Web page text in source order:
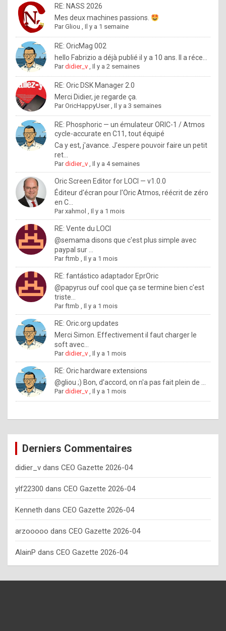
a
d
e
b
y
R
o
l
e
.
I
f
y
u
w
a
n
t
o
n
o
w
h
o
w
o
t
e
n
y
o
u
s
h
RE: NASS 2026
Mes deux machines passions.
ParGliou ,Il y a 1 semaine
RE: OricMag 002
hello Fabrizio a déjà publié il y a 10 ans. Il a réce...
Pardidier_v ,Il y a 2 semaines
RE: Oric DSK Manager 2.0
Merci Didier, je regarde ça.
ParOricHappyUser,Il y a 3 semaines
RE: Phosphoric — un émulateur ORIC-1 / Atmos
cycle-accurate en C11, tout équipé
Ca y est, j'avance. J'espere pouvoir faire un petit
ret...
Pardidier_v ,Il y a 4 semaines
Oric Screen Editor for LOCI — v1.0.0
Éditeur d'écran pour l'Oric Atmos, réécrit de zéro
en C...
Parxahmol ,Il y a 1 mois
RE: Vente du LOCI
@semama disons que c'est plus simple avec
paypal sur ...
Parftmb ,Il y a 1 mois
RE: fantástico adaptador EprOric
@papyrus ouf cool que ça se termine bien c'est
triste...
Parftmb ,Il y a 1 mois
RE: Oric.org updates
Merci Simon. Effectivement il faut charger le
soft avec...
Pardidier_v ,Il y a 1 mois
RE: Oric hardware extensions
@gliou ;) Bon, d'accord, on n'a pas fait plein de ...
Pardidier_v ,Il y a 1 mois
Derniers Commentaires
didier_v dans CEO Gazette 2026-04
ylf22300 dans CEO Gazette 2026-04
Kenneth dans CEO Gazette 2026-04
arzooooo dans CEO Gazette 2026-04
AlainP dans CEO Gazette 2026-04